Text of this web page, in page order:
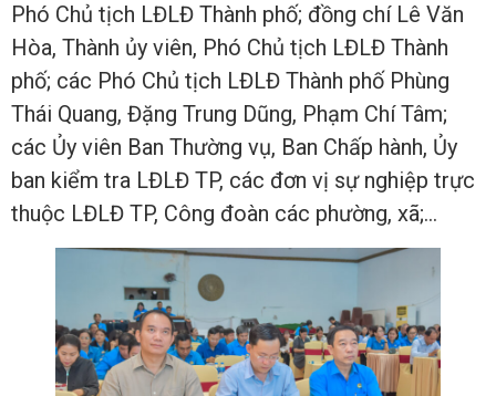
Phó Chủ tịch LĐLĐ Thành phố; đồng chí Lê Văn
Hòa, Thành ủy viên, Phó Chủ tịch LĐLĐ Thành
phố; các Phó Chủ tịch LĐLĐ Thành phố Phùng
Thái Quang, Đặng Trung Dũng, Phạm Chí Tâm;
các Ủy viên Ban Thường vụ, Ban Chấp hành, Ủy
ban kiểm tra LĐLĐ TP, các đơn vị sự nghiệp trực
thuộc LĐLĐ TP, Công đoàn các phường, xã;…